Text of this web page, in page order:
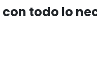
todo lo